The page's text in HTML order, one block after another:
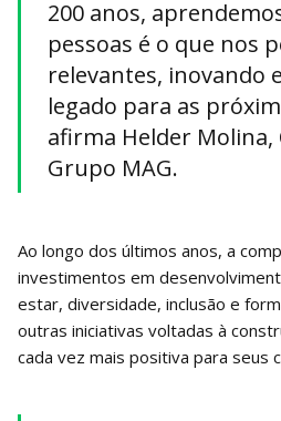
200 anos,
pessoas é o que nos
relevantes, inovando
legado para as
afirma Helder Molina,
Grupo MAG.
Ao longo dos últimos anos, a
investimentos em
estar, diversidade, inclusão e
outras iniciativas voltadas à
cada vez mais positiva para seus